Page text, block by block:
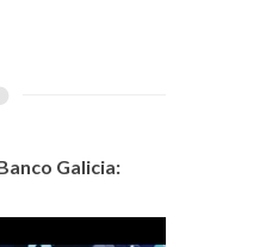
Galicia: